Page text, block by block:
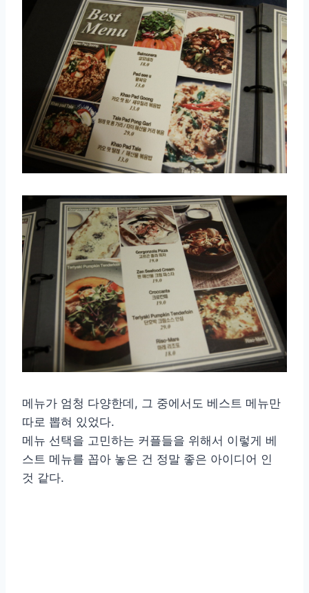
메뉴가 엄청 다양한데, 그 중에서도 베스트 메뉴만
따로 뽑혀 있었다.
메뉴 선택을 고민하는 커플들을 위해서 이렇게 베
스트 메뉴를 꼽아 놓은 건 정말 좋은 아이디어 인
것 같다.